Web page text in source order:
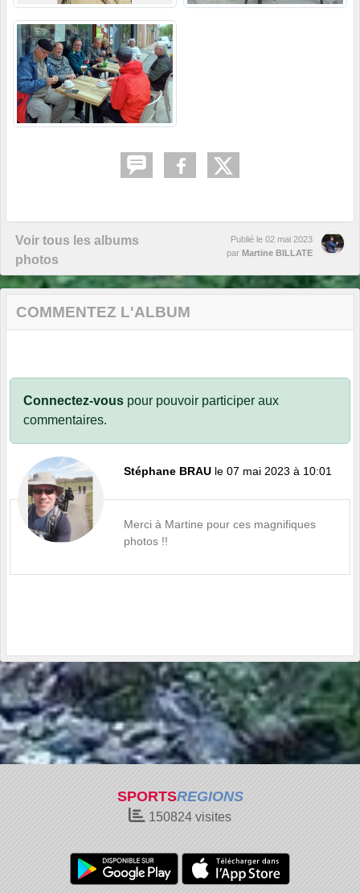
Voir tous les albums
photos
Publié le 02 mai 2023
par Martine BILLATE
COMMENTEZ L'ALBUM
Connectez-vous pour pouvoir participer aux
commentaires.
Stéphane BRAU le 07 mai 2023 à 10:01
Merci à Martine pour ces magnifiques
photos !!
SPORTSREGIONS
150824 visites